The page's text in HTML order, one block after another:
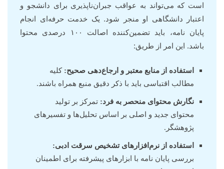
است که می‌تواند به عواقب جبران‌ناپذیری برای دانشجو و
اعتبار دانشگاهی او منجر شود. یک خدمت حرفه‌ای انجام
پایان نامه، باید تضمین‌کننده اصالت ۱۰۰ درصدی محتوا
باشد. این امر از طریق:
استفاده از منابع معتبر و ارجاع‌دهی صحیح: کلیه
مطالب اقتباسی باید با ذکر دقیق منبع همراه باشند.
نگارش محتوای منحصر به فرد: تمرکز بر تولید
محتوای جدید و اصلی بر اساس تحلیل‌ها و تفسیرهای
پژوهشگر.
استفاده از نرم‌افزارهای تشخیص سرقت ادبی:
بررسی پایان نامه با ابزارهای پیشرفته برای اطمینان